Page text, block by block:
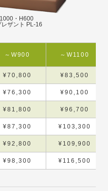
・H600
ザント PL-16
～W900 ～W1100
¥70,800 ¥83,500
¥76,300 ¥90,100
¥81,800 ¥96,700
¥87,300 ¥103,300
¥92,800 ¥109,900
¥98,300 ¥116,500